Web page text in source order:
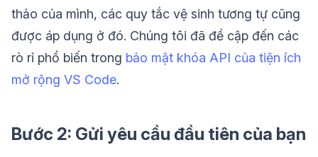
thảo của mình, các quy tắc vệ sinh tương tự cũng
được áp dụng ở đó. Chúng tôi đã đề cập đến các
rò rỉ phổ biến trong bảo mật khóa API của tiện ích
mở rộng VS Code.
Bước 2: Gửi yêu cầu đầu tiên của bạn